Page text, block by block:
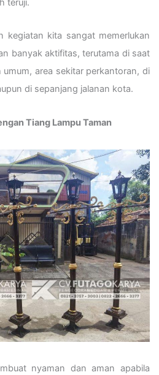
teruji.
kegiatan kita sangat memerlukan
banyak aktifitas, terutama di saat
area sekitar perkantoran, di
di sepanjang jalanan kota.
Tiang Lampu Taman
nyaman dan aman apabila